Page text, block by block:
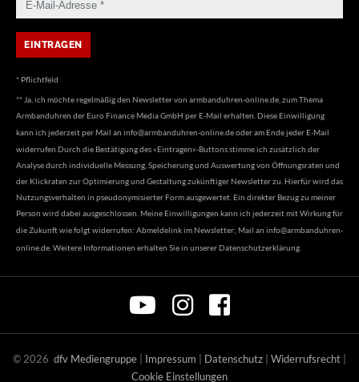
* Pflichtfeld
** Ja, ich möchte regelmäßig den Newsletter von armbanduhren-online.de, zum Thema
Armbanduhren der Euro Finance Media GmbH per E-Mail erhalten. Diese Einwilligung
kann ich jederzeit per Mail an info@armbanduhren-online.deoder am Ende jeder E-Mail
widerrufen.Durch die Bestätigung des «Eintragen»-Buttons stimme ich zusätzlich der
Analyse durch individuelle Messung, Speicherung und Auswertung von Öffnungsraten und
der Klickraten zur Optimierung und Gestaltung zukünftiger Newsletter zu. Hierfür wird das
Nutzungsverhalten in pseudonymisierter Form ausgewertet. Ein direkter Bezug zu meiner
Person wird dabei ausgeschlossen. Meine Einwilligungen kann ich jederzeit mit Wirkung für
die Zukunft wie folgt widerrufen: Abmeldelink im Newsletter; Mail an info@armbanduhren-
online.de . Weitere Informationen erhalten Sie in unserer Datenschutzerklärung
© 2026 dfv Mediengruppe Impressum Datenschutz Widerrufsrecht
Cookie Einstellungen